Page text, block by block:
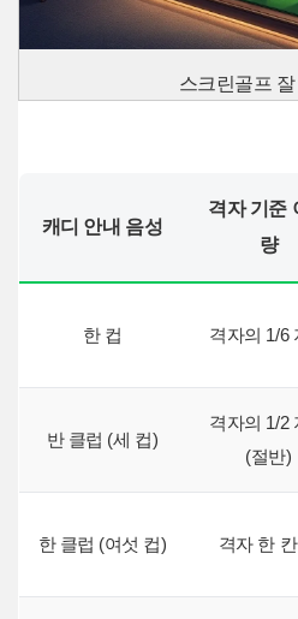
스크린골프
캐디 안내 음성
격자 기준
량
한 컵 격자의 1/6
반 클럽 (세 컵)
격자의 1/2
(절반)
한 클럽 (여섯 컵) 격자 한